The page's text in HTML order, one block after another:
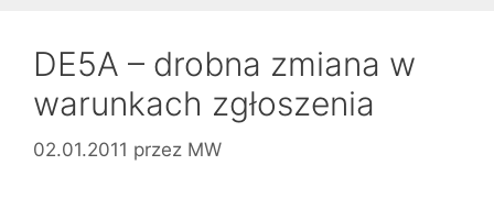
DE5A – drobna zmiana w
warunkach zgłoszenia
02.01.2011 przez MW